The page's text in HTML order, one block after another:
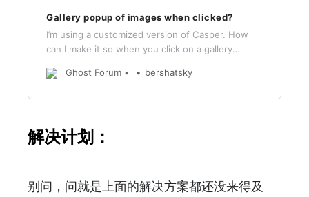
Gallery popup of images when clicked?
I’m using a customized version of Casper. How
can I make it so when you click on a gallery
Ghost Forum
bershatsky
解决计划：
别问，问就是上面的解决方案都还没来得及